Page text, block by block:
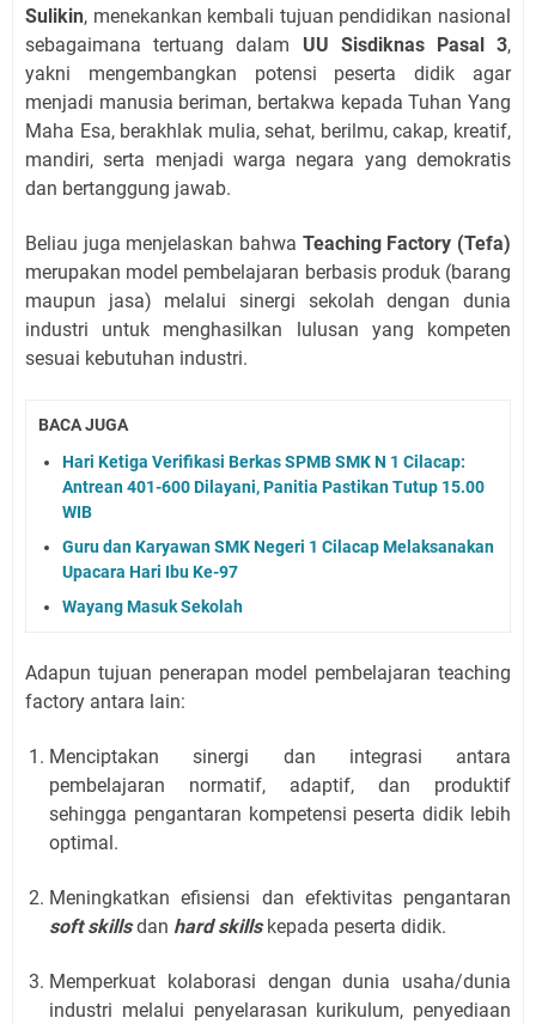
Sulikin, menekankan kembali tujuan pendidikan nasional
sebagaimana tertuang dalam UU Sisdiknas Pasal 3,
yakni mengembangkan potensi peserta didik agar
menjadi manusia beriman, bertakwa kepada Tuhan Yang
Maha Esa, berakhlak mulia, sehat, berilmu, cakap, kreatif,
mandiri, serta menjadi warga negara yang demokratis
dan bertanggung jawab.
Beliau juga menjelaskan bahwa Teaching Factory (Tefa)
merupakan model pembelajaran berbasis produk (barang
maupun jasa) melalui sinergi sekolah dengan dunia
industri untuk menghasilkan lulusan yang kompeten
sesuai kebutuhan industri.
BACA JUGA
Hari Ketiga Verifikasi Berkas SPMB SMK N 1 Cilacap:
Antrean 401-600 Dilayani, Panitia Pastikan Tutup 15.00
WIB
Guru dan Karyawan SMK Negeri 1 Cilacap Melaksanakan
Upacara Hari Ibu Ke-97
Wayang Masuk Sekolah
Adapun tujuan penerapan model pembelajaran teaching
factory antara lain:
Menciptakan sinergi dan integrasi antara
pembelajaran normatif, adaptif, dan produktif
sehingga pengantaran kompetensi peserta didik lebih
optimal.
Meningkatkan efisiensi dan efektivitas pengantaran
soft skillsdan hard skillskepada peserta didik.
Memperkuat kolaborasi dengan dunia usaha/dunia
industri melalui penyelarasan kurikulum, penyediaan